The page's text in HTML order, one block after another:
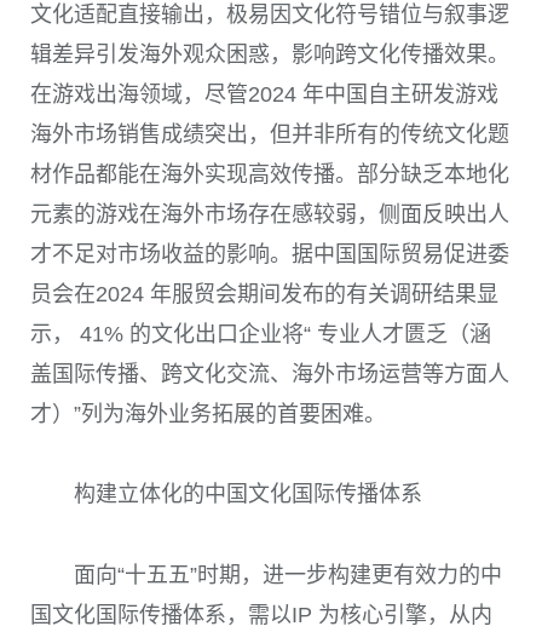
文化适配直接输出，极易因文化符号错位与叙事逻
辑差异引发海外观众困惑，影响跨文化传播效果。
在游戏出海领域，尽管2024 年中国自主研发游戏
海外市场销售成绩突出，但并非所有的传统文化题
材作品都能在海外实现高效传播。部分缺乏本地化
元素的游戏在海外市场存在感较弱，侧面反映出人
才不足对市场收益的影响。据中国国际贸易促进委
员会在2024 年服贸会期间发布的有关调研结果显
示， 41% 的文化出口企业将“ 专业人才匮乏（涵
盖国际传播、跨文化交流、海外市场运营等方面人
才）”列为海外业务拓展的首要困难。
构建立体化的中国文化国际传播体系
面向“十五五”时期，进一步构建更有效力的中
国文化国际传播体系，需以IP 为核心引擎，从内